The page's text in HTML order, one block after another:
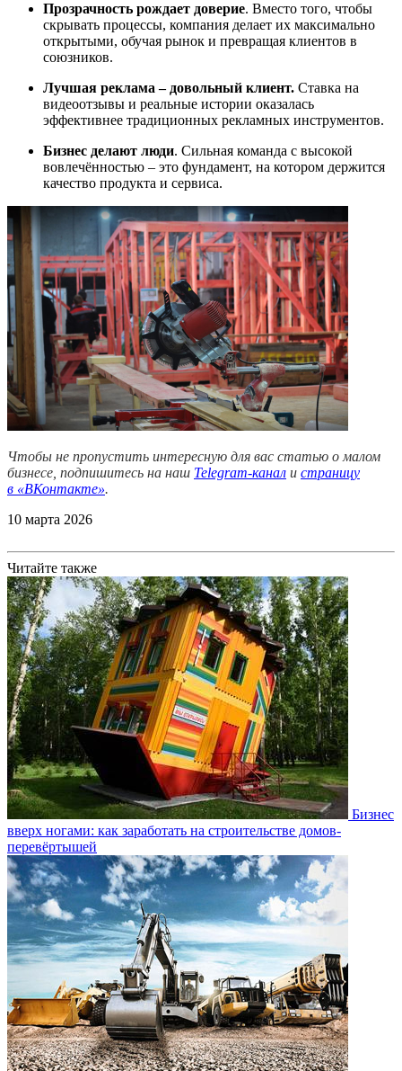
Прозрачность рождает доверие. Вместо того, чтобы
скрывать процессы, компания делает их максимально
открытыми, обучая рынок и превращая клиентов в
союзников.
Лучшая реклама – довольный клиент. Ставка на
видеоотзывы и реальные истории оказалась
эффективнее традиционных рекламных инструментов.
Бизнес делают люди. Сильная команда с высокой
вовлечённостью – это фундамент, на котором держится
качество продукта и сервиса.
Чтобы не пропустить интересную для вас статью о малом
бизнесе, подпишитесь на наш Telegram-канал и страницу
в «ВКонтакте».
10 марта 2026
Читайте также
Бизнес
вверх ногами: как заработать на строительстве домов-
перевёртышей